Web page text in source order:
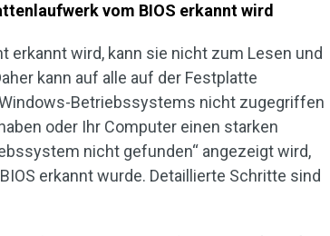
vom BIOS erkannt wird
wird, kann sie nicht zum Lesen und
kann auf alle auf der Festplatte
Betriebssystems nicht zugegriffen
oder Ihr Computer einen starken
nicht gefunden“ angezeigt wird,
erkannt wurde. Detaillierte Schritte sind